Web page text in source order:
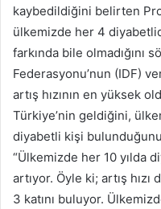
kaybedildiğini belirten
ülkemizde her 4
farkında bile olmadığını
Federasyonu’nun (IDF)
artış hızının en yüksek
Türkiye’nin geldiğini,
diyabetli kişi
“Ülkemizde her 10 yılda
artıyor. Öyle ki; artış hızı
3 katını buluyor.